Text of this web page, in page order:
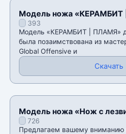
Модель ножа
CSS v34
393
Модель «КЕРАМБИТ | ПЛАМЯ»
была позаимствована из
Global Offensive и
Скачать
Модель ножа «Нож с
Scorched» для CSS v34
726
Предлагаем вашему